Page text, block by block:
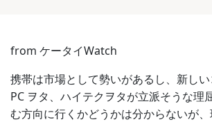
from ケータイWatch
携帯は市場として勢いがあるし、新し
PC ヲタ、ハイテクヲタが立派そうな
む方向に行くかどうかは分からないが